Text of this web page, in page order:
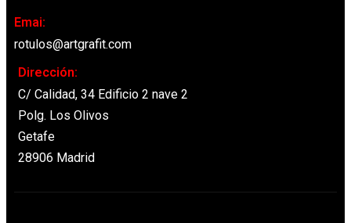
Emai:
rotulos@artgrafit.com
Dirección:
C/ Calidad, 34 Edificio 2 nave 2
Polg. Los Olivos
Getafe
28906 Madrid